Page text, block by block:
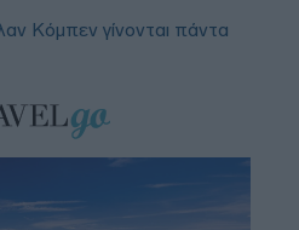
Κόμπεν γίνονται πάντα